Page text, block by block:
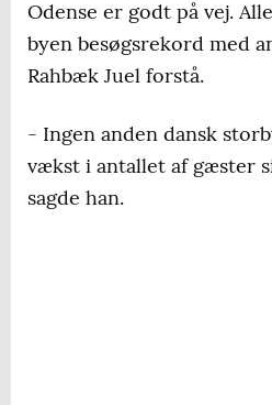
Odense er godt på vej.
byen besøgsrekord med
Rahbæk Juel forstå.
- Ingen anden dansk
vækst i antallet af gæster
sagde han.